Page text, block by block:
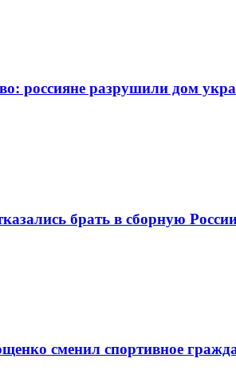
россияне разрушили дом
брать в сборную
сменил спортивное